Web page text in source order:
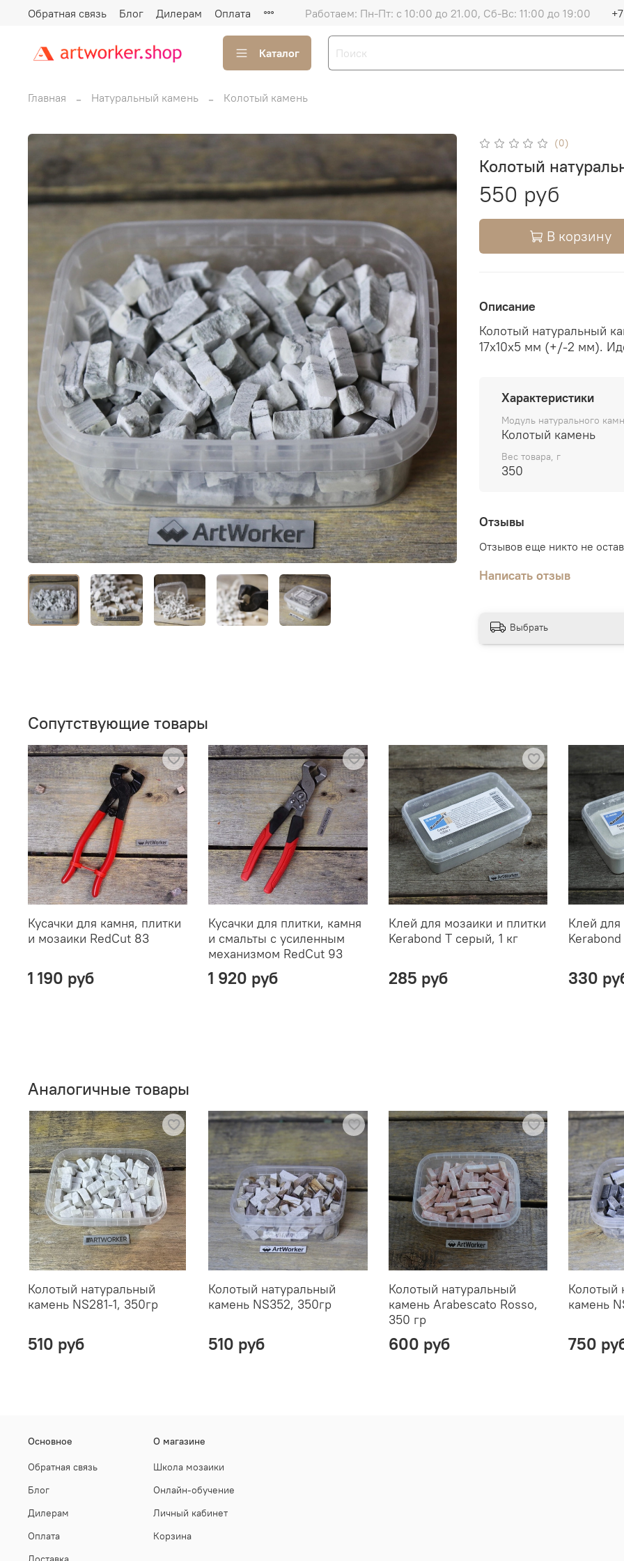
Обратная связь Блог Дилерам Оплата Работаем: Пн-Пт: с 10:00 до 21.00, Сб-Вс: 11:00 до 19:00
Каталог
Главная Натуральный камень Колотый камень
(0)
Колотый
550 руб
В корзину
Описание
Колотый натуральный
17х10х5 мм (+/-2 мм).
Характеристики
Модуль натурального
Колотый камень
Вес товара, г
350
Отзывы
Отзывов еще никто не
Написать отзыв
Выбрать
Сопутствующие товары
Кусачки для камня, плитки
и мозаики RedCut 83
1 190 руб
Кусачки для плитки, камня
и смальты с усиленным
механизмом RedCut 93
1 920 руб
Клей для мозаики и плитки
Kerabond T серый, 1 кг
285 руб
Клей для
330
Аналогичные товары
Колотый натуральный
камень NS281-1, 350гр
510 руб
Колотый натуральный
камень NS352, 350гр
510 руб
Колотый натуральный
камень Arabescato Rosso,
350 гр
600 руб
Колотый
камень
750
Основное
Обратная связь
Блог
Дилерам
Оплата
О магазине
Школа мозаики
Онлайн-обучение
Личный кабинет
Корзина